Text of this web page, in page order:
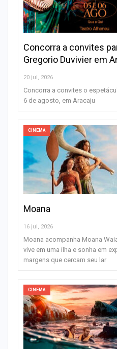
Concorra a convites
Gregorio Duvivier em
20 jul, 2026
Concorra a convites o
6 de agosto, em Aracaju
CINEMA
Moana
16 jul, 2026
Moana acompanha Moana
vive em uma ilha e sonha em
margens que cercam seu lar
CINEMA